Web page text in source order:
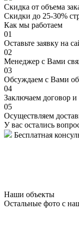
Скидка от объема
Скидки до 25-30%
Как мы работаем
01
Оставьте заявку на
02
Менеджер с Вами
03
Обсуждаем с Вами
04
Заключаем договор и
05
Осуществляем
У вас остались
Бесплатная
Наши объекты
Остальные фото с